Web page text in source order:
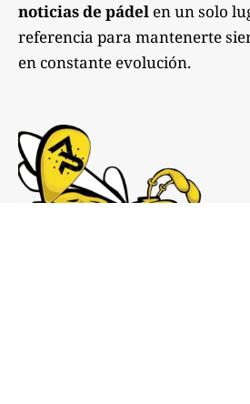
noticias de pádel en un solo
referencia para mantenerte
en constante evolución.